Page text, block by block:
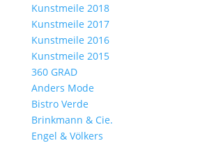
Kunstmeile 2018
Kunstmeile 2017
Kunstmeile 2016
Kunstmeile 2015
360 GRAD
Anders Mode
Bistro Verde
Brinkmann & Cie.
Engel & Völkers